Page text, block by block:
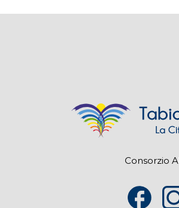
Consorzio